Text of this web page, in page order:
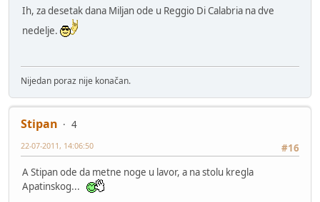
Ih, za desetak dana Miljan ode u Reggio Di Calabria na dve
nedelje.
Nijedan poraz nije konačan.
Stipan
4
#16
22-07-2011, 14:06:50
A Stipan ode da metne noge u lavor, a na stolu kregla
Apatinskog...